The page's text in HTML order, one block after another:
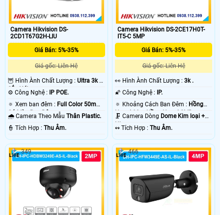
Camera Hikvision DS-
2CD1T67G2H-LIU
Giá Bán: 5%-35%
Giá gốc: Liên Hệ
🦉 Hình Ành Chất Lượng : Ultra 3k +
Sắc Nét .
⚙ Công Nghệ : IP POE.
🔅 Xem ban đêm : Full Color 50m
Có Màu Ban Ðêm.
🌧️ Camera Theo Mẫu Thân Plastic.
️👮 Tích Hợp : Thu Âm.
Camera Hikvision DS-2CE17H0T-
IT5-C 5MP
Giá Bán: 5%-35%
Giá gốc: Liên Hệ
️👀 Hình Ành Chất Lượng :3k .
🌠 Công Nghệ : IP.
🔅 Khoảng Cách Ban Đêm : Hồng
Ngoại 80m Hồng Ngoại SMD.
🗜️ Camera Dòng Dome Kim loại +
Nhựa.
️↭ Tích Hợp :Thu Âm.
349 466